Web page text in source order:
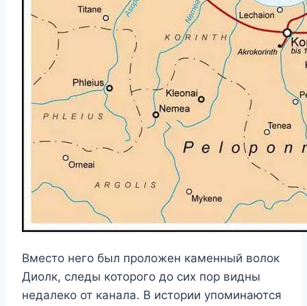
Вместо него был проложен каменный волок
Диолк, следы которого до сих пор видны
недалеко от канала. В истории упоминаются